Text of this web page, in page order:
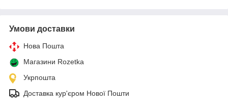
Умови доставки
Нова Пошта
Магазини Rozetka
Укрпошта
Доставка кур'єром Нової Пошти